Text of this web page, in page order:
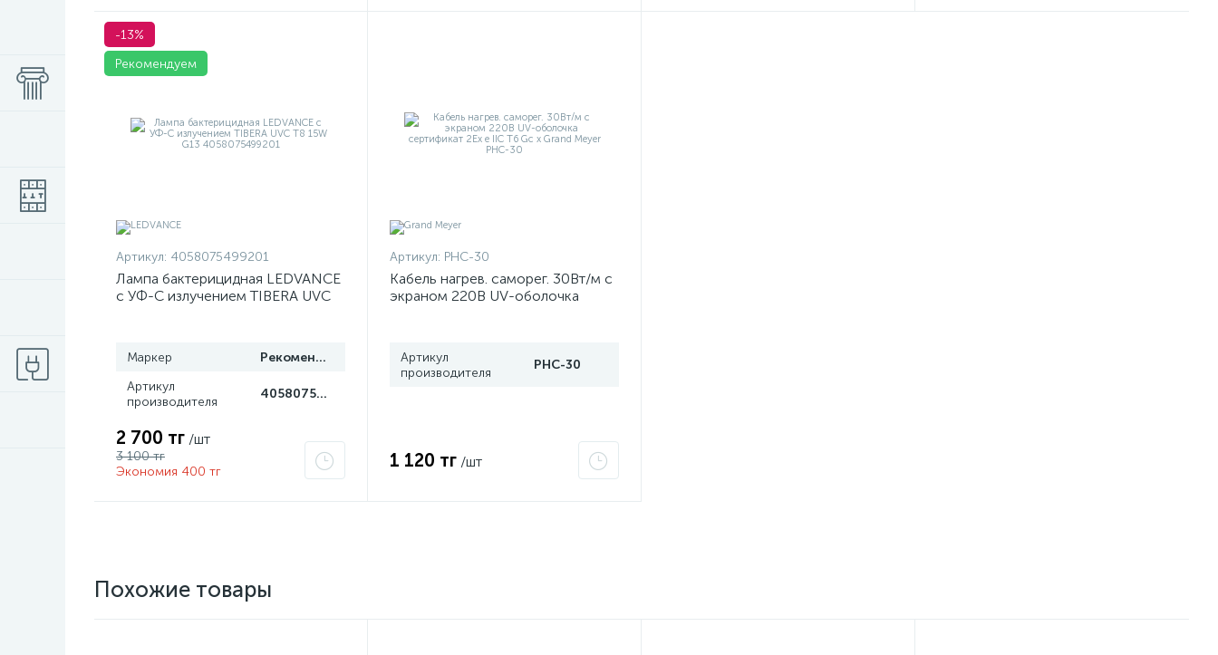
-13%
Рекомендуем
Артикул: 4058075499201
Лампа бактерицидная LEDVANCE
с УФ-С излучением TIBERA UVC
Маркер
Рекомендуем
Артикул
производителя
4058075499201
2 700 тг /шт
3 100 тг
Экономия 400 тг
Артикул: PHC-30
Кабель нагрев. саморег. 30Вт/м с
экраном 220В UV-оболочка
Артикул
производителя
PHC-30
1 120 тг /шт
Похожие товары